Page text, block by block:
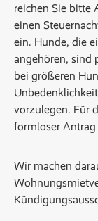
reichen Sie bitte
einen
ein. Hunde, die
angehören, sind
bei größeren
vorzulegen. Für
formloser Antrag
Wir machen